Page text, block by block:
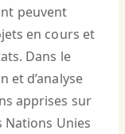
peuvent
en cours et
Dans le
et d’analyse
apprises sur
Nations Unies